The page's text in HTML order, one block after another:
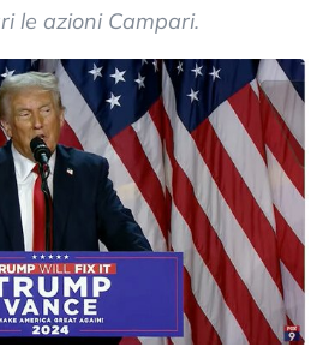
le azioni Campari.